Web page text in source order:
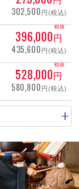
302,500円(税込)
396,000円
税抜
435,600円(税込)
528,000円
税抜
580,800円(税込)